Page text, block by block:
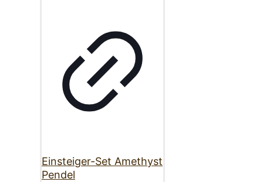
Einsteiger-Set Amethyst
Pendel